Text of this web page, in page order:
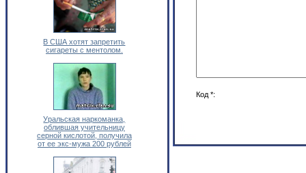
В США хотят запретить
сигареты с ментолом.
Уральская наркоманка,
облившая учительницу
серной кислотой, получила
от ее экс-мужа 200 рублей
Код *: